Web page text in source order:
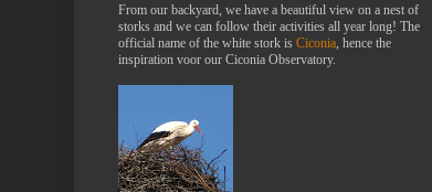
From our backyard, we have a beautiful view on a nest of
storks and we can follow their activities all year long! The
official name of the white stork is Ciconia , hence the
inspiration voor our Ciconia Observatory.